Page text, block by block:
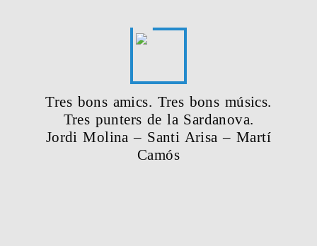
Tres bons amics. Tres bons músics.
Tres punters de la Sardanova.
Jordi Molina – Santi Arisa – Martí
Camós